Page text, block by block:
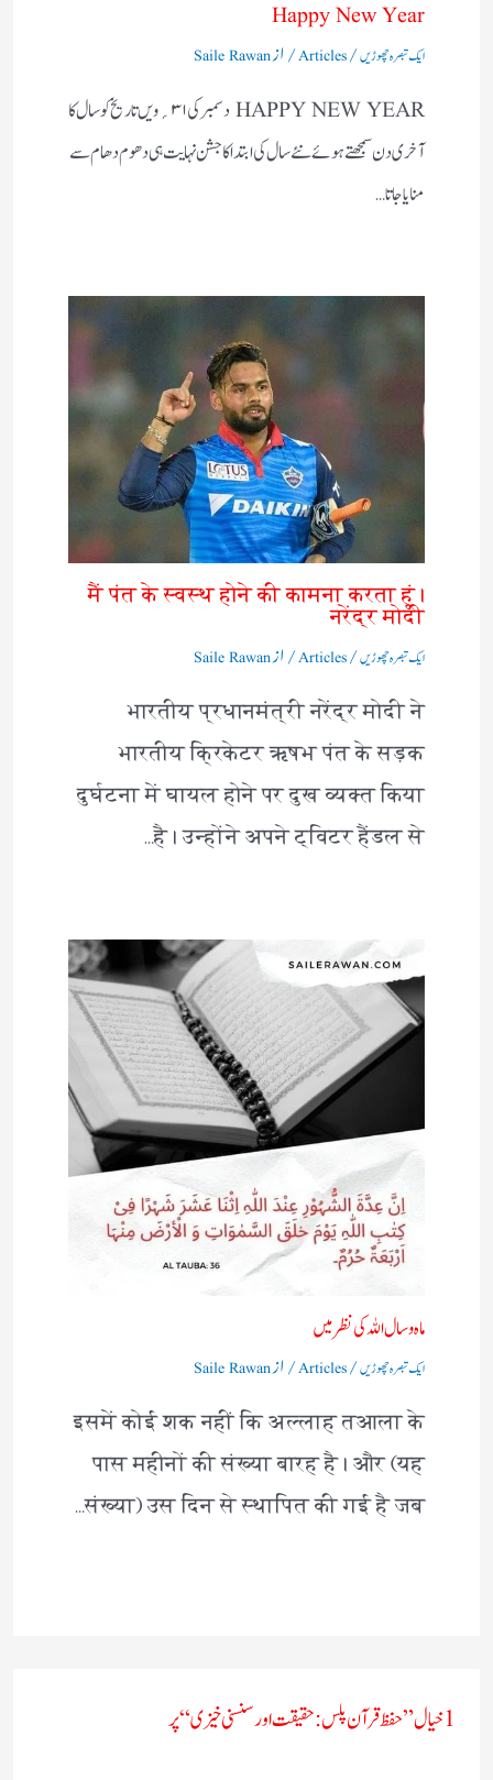
Happy New Year
ایک تبصرہ چھوڑیں/
Articles/ ازSaile Rawan
HAPPY NEW YEAR دسمبر کی۱ ۳؍ویں تاریخ کو سال کا
آخری دن سمجھتے ہوئے نئے سال کی ابتداکا جشن نہایت ہی دھوم دھام سے
منایاجاتا…
मैं पंत के स्वस्थ होने की कामना करता हूं।
नरेंद्र मोदी
ایک تبصرہ چھوڑیں/
Articles/ ازSaile Rawan
भारतीय प्रधानमंत्री नरेंद्र मोदी ने
भारतीय क्रिकेटर ऋषभ पंत के सड़क
दुर्घटना में घायल होने पर दुख व्यक्त किया
है। उन्होंने अपने ट्विटर हैंडल से…
ماہ و سال اللہ کی نظر میں
ایک تبصرہ چھوڑیں/
Articles/ ازSaile Rawan
इसमें कोई शक नहीं कि अल्लाह तआला के
पास महीनों की संख्या बारह है। और (यह
संख्या) उस दिन से स्थापित की गई है जब…
1 خیال ”حفظ قرآن پلس: حقیقت اور سنسنی خیزی​“ پر